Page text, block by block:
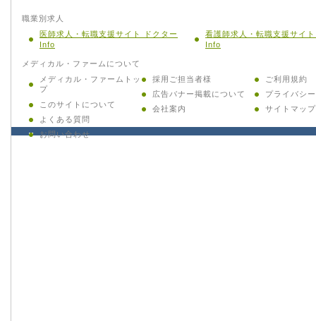
職業別求人
医師求人・転職支援サイト ドクター
Info
看護師求人・転職支援サイ
Info
メディカル・ファームについて
メディカル・ファームトッ
プ
このサイトについて
よくある質問
お問い合わせ
採用ご担当者様
広告バナー掲載について
会社案内
ご利用規約
プライバシ
サイトマップ